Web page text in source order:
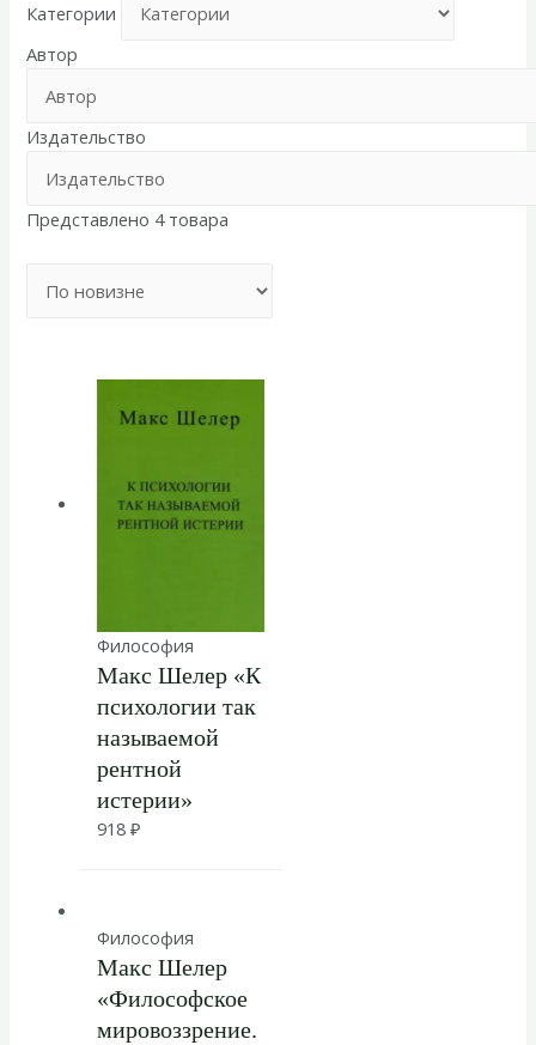
Категории
Автор
Издательство
Представлено 4 товара
Философия
Макс Шелер «К
психологии так
называемой
рентной
истерии»
918 ₽
Философия
Макс Шелер
«Философское
мировоззрение.